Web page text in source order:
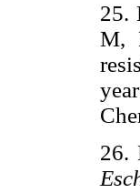
25.
M,
26.